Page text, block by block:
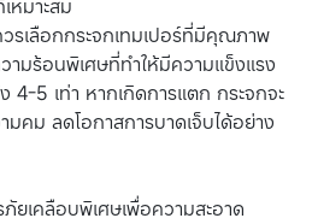
หมาะสม
รเลือกกระจกเทมเปอร์ที่มีคุณภาพ
มร้อนพิเศษที่ทำให้มีความแข็งแรง
4-5 เท่า หากเกิดการแตก กระจกจะ
มคม ลดโอกาสการบาดเจ็บได้อย่าง
ยเคลือบพิเศษเพื่อความสะอาด